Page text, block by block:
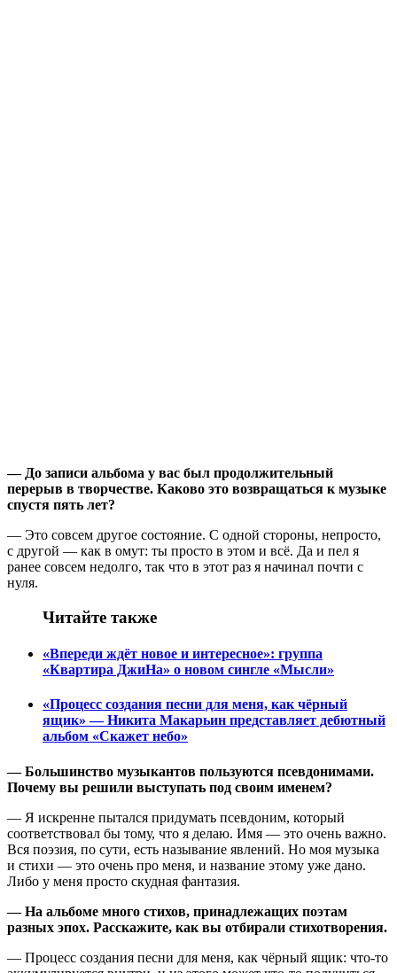
— До записи альбома у вас был продолжительный
перерыв в творчестве. Каково это возвращаться к музыке
спустя пять лет?
— Это совсем другое состояние. С одной стороны, непросто,
с другой — как в омут: ты просто в этом и всё. Да и пел я
ранее совсем недолго, так что в этот раз я начинал почти с
нуля.
Читайте также
«Впереди ждёт новое и интересное»: группа
«Квартира ДжиНа» о новом сингле «Мысли»
«Процесс создания песни для меня, как чёрный
ящик» — Никита Макарьин представляет дебютный
альбом «Скажет небо»
— Большинство музыкантов пользуются псевдонимами.
Почему вы решили выступать под своим именем?
— Я искренне пытался придумать псевдоним, который
соответствовал бы тому, что я делаю. Имя — это очень важно.
Вся поэзия, по сути, есть называние явлений. Но моя музыка
и стихи — это очень про меня, и название этому уже дано.
Либо у меня просто скудная фантазия.
— На альбоме много стихов, принадлежащих поэтам
разных эпох. Расскажите, как вы отбирали стихотворения.
— Процесс создания песни для меня, как чёрный ящик: что-то